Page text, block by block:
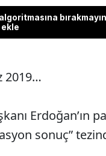
ekle
2019…
Erdoğan’ın
sonuç”